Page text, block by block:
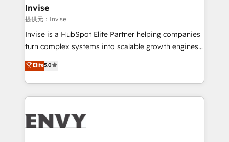
technology, law, and organization, bringing together
managers, entrepreneurs, and seasoned
professionals from companies with over forty years
of market presence. Our Pillars: • RevOps
Training • Marketing, Sales and Customer Service
Automation • System Integration • Web-design on
Invise
提供元：Invise
Invise is a HubSpot Elite Partner helping companies
turn complex systems into scalable growth engines.
We combine strategy, technology and change
management to drive measurable results. As part of
the fast-growing Siloy Group, we unite more than
250+ HubSpot experts across Europe – ready to
business goals. Talk to us if you’re looking to: -
Elite5.0